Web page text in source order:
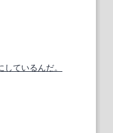
ているんだ。